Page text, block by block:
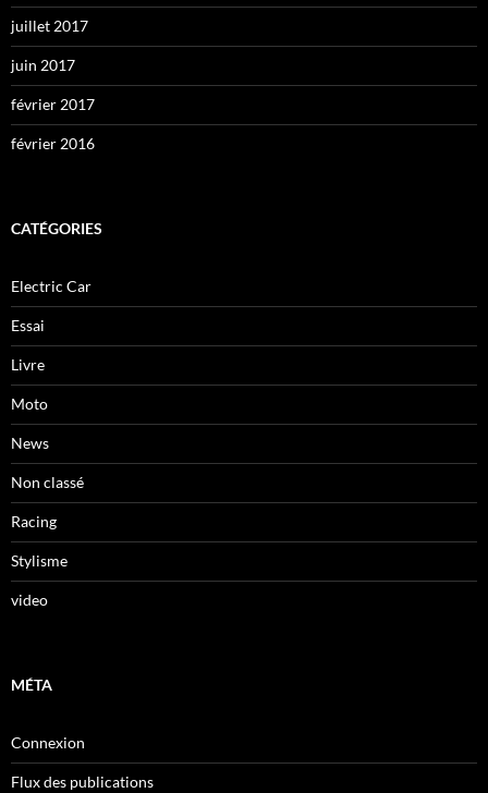
juillet 2017
juin 2017
février 2017
février 2016
CATÉGORIES
Electric Car
Essai
Livre
Moto
News
Non classé
Racing
Stylisme
video
MÉTA
Connexion
Flux des publications